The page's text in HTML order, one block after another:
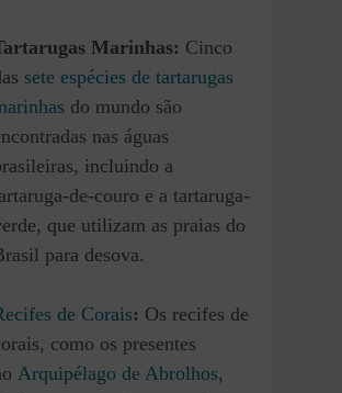
Marinhas: Cinco
sete espécies de tartarugas
do mundo são
nas águas
incluindo a
de-couro e a tartaruga-
que utilizam as praias do
para desova.
de Corais: Os recifes de
como os presentes
Arquipélago de Abrolhos,